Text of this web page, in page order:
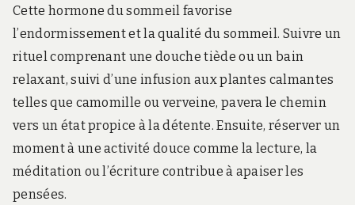
Cette hormone du sommeil favorise
l’endormissement et la qualité du sommeil. Suivre un
rituel comprenant une douche tiède ou un bain
relaxant, suivi d’une infusion aux plantes calmantes
telles que camomille ou verveine, pavera le chemin
vers un état propice à la détente. Ensuite, réserver un
moment à une activité douce comme la lecture, la
méditation ou l’écriture contribue à apaiser les
pensées.